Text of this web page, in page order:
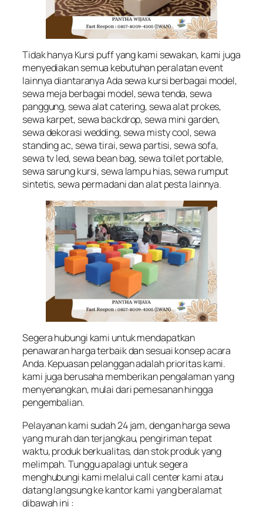
Tidak hanya Kursi puff yang kami sewakan, kami juga
menyediakan semua kebutuhan peralatan event
lainnya diantaranya Ada sewa kursi berbagai model,
sewa meja berbagai model, sewa tenda, sewa
panggung, sewa alat catering, sewa alat prokes,
sewa karpet, sewa backdrop, sewa mini garden,
sewa dekorasi wedding, sewa misty cool, sewa
standing ac, sewa tirai, sewa partisi, sewa sofa,
sewa tv led, sewa bean bag, sewa toilet portable,
sewa sarung kursi, sewa lampu hias, sewa rumput
sintetis, sewa permadani dan alat pesta lainnya.
Segera hubungi kami untuk mendapatkan
penawaran harga terbaik dan sesuai konsep acara
Anda. Kepuasan pelanggan adalah prioritas kami.
kami juga berusaha memberikan pengalaman yang
menyenangkan, mulai dari pemesanan hingga
pengembalian.
Pelayanan kami sudah 24 jam, dengan harga sewa
yang murah dan terjangkau, pengiriman tepat
waktu, produk berkualitas, dan stok produk yang
melimpah. Tunggu apalagi untuk segera
menghubungi kami melalui call center kami atau
datang langsung ke kantor kami yang beralamat
dibawah ini :